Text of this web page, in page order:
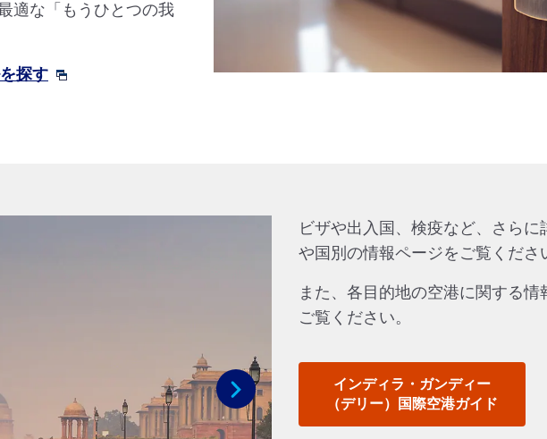
適な「もうひとつの我
探す
次へ
ビザや出入国、検疫など、さら
や国別の情報ページをご覧くださ
また、各目的地の空港に関する情
ご覧ください。
インディラ・ガンディー
（デリー）国際空港ガイド